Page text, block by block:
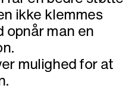
ikke klemmes
opnår man en
mulighed for at